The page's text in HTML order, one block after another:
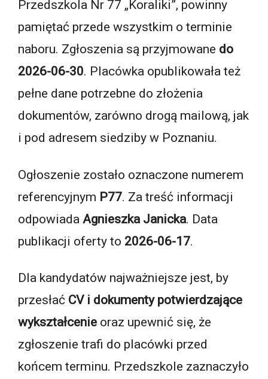
Przedszkola Nr 77 „Koraliki”, powinny
pamiętać przede wszystkim o terminie
naboru. Zgłoszenia są przyjmowane do
2026-06-30. Placówka opublikowała też
pełne dane potrzebne do złożenia
dokumentów, zarówno drogą mailową, jak
i pod adresem siedziby w Poznaniu.
Ogłoszenie zostało oznaczone numerem
referencyjnym P77. Za treść informacji
odpowiada Agnieszka Janicka. Data
publikacji oferty to 2026-06-17.
Dla kandydatów najważniejsze jest, by
przesłać CV i dokumenty potwierdzające
wykształcenie oraz upewnić się, że
zgłoszenie trafi do placówki przed
końcem terminu. Przedszkole zaznaczyło